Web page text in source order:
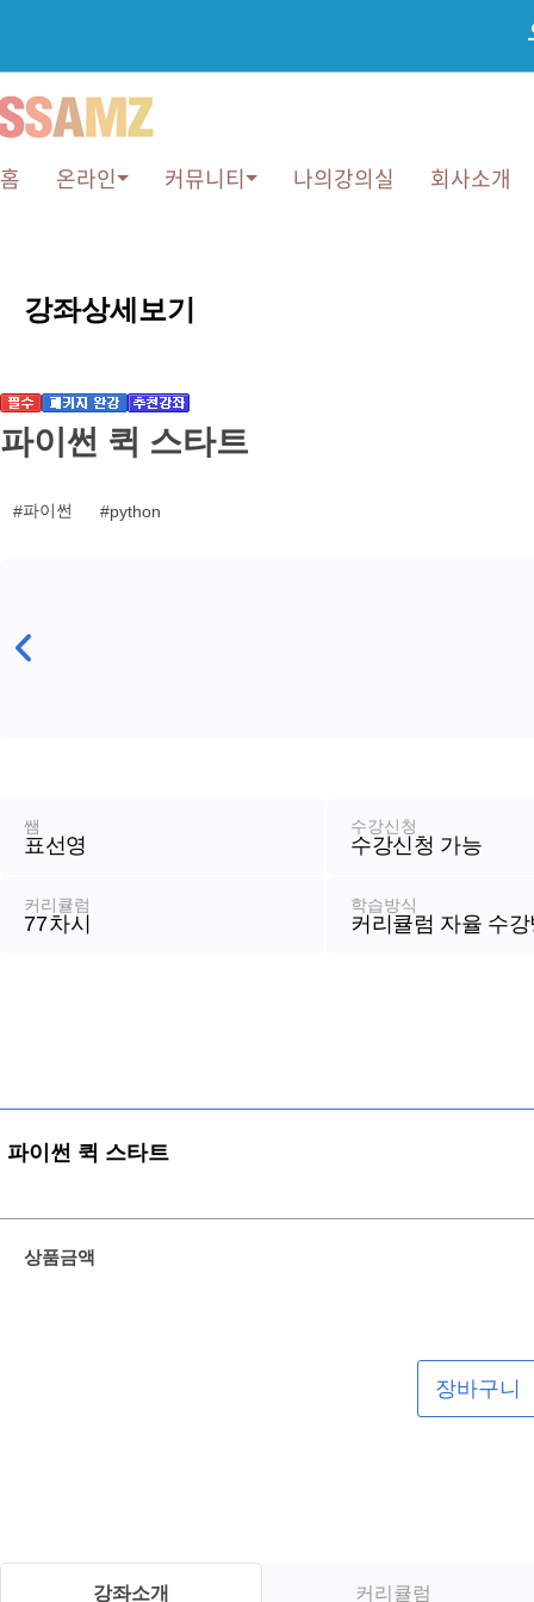
홈 온라인 커뮤니티 나의강의실 회사소개
강좌상세보기
파이썬 퀵 스타트
파이썬 python
쌤
표선영
수강신청
수강신청 가능
커리큘럼
77차시
학습방식
커리큘럼 자율 수
파이썬 퀵 스타트
상품금액
장바구니
강좌소개 커리큘럼